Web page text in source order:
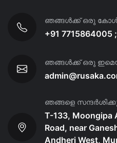
ഞങ്ങൾക്ക് ഒരു
+91 7715864005
ഞങ്ങൾക്ക് ഒരു
ഞങ്ങളെ
T-133, Moongipa
Road, near
Andheri West,